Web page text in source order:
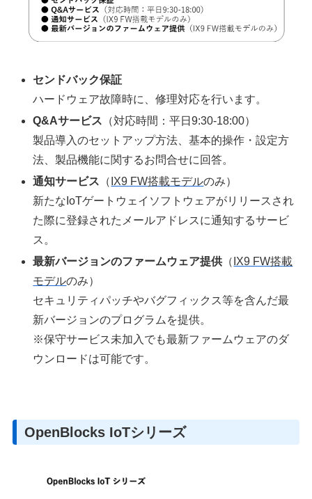
センドバック保証
ハードウェア故障時に、修理対応を行います。
Q&Aサービス （対応時間：平日9:30-18:00）
製品導入のセットアップ方法、基本的操作・設定方
法、製品機能に関するお問合せに回答。
通知サービス （ IX9 FW搭載モデルのみ）
新たなIoTゲートウェイソフトウェアがリリースされ
た際に登録されたメールアドレスに通知するサービ
ス。
最新バージョンのファームウェア提供 （ IX9 FW搭載
モデルのみ）
セキュリティパッチやバグフィックス等を含んだ最
新バージョンのプログラムを提供。
※保守サービス未加入でも最新ファームウェアのダ
ウンロードは可能です。
OpenBlocks IoTシリーズ